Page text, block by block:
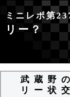
ミニレポ第
リー？
武蔵野
リー状